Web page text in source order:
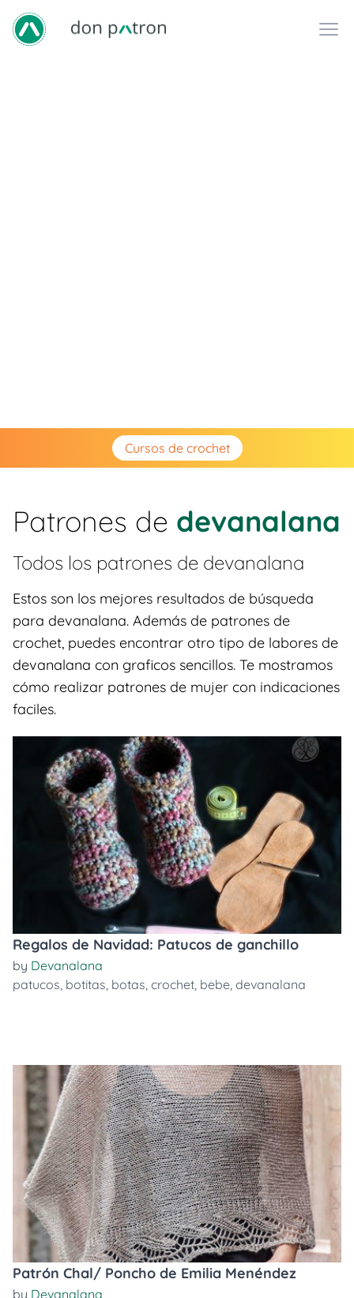
Cursos de crochet
Patrones de devanalana
Todos los patrones de devanalana
Estos son los mejores resultados de búsqueda
para devanalana. Además de patrones de
crochet, puedes encontrar otro tipo de labores de
devanalana con graficos sencillos. Te mostramos
cómo realizar patrones de mujer con indicaciones
faciles.
Regalos de Navidad: Patucos de ganchillo
by Devanalana
patucos, botitas, botas, crochet, bebe, devanalana
Patrón Chal/ Poncho de Emilia Menéndez
by Devanalana